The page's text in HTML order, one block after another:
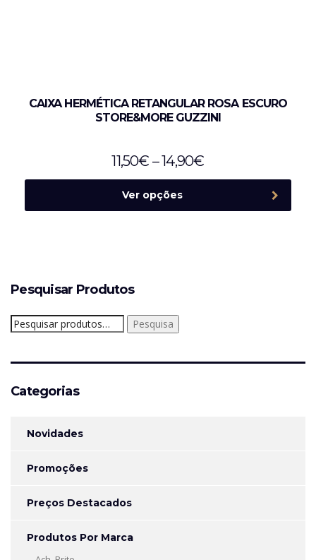
CAIXA HERMÉTICA RETANGULAR ROSA ESCURO
STORE&MORE GUZZINI
11,50€ –14,90€
Ver opções
Pesquisar Produtos
Pesquisar
por:
Pesquisa
Categorias
Novidades
Promoções
Preços Destacados
Produtos Por Marca